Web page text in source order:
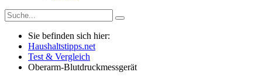
Sie befinden sich hier:
Haushaltstipps.net
Test & Vergleich
Oberarm-Blutdruckmessgerät